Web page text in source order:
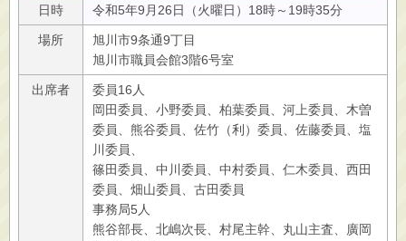
日時 令和5年9月26日（火曜日）18時～19時35分
場所
旭川市9条通9丁目
旭川市職員会館3階6号室
出席者
委員16人
岡田委員、小野委員、柏葉委員、河上委員、木曽
委員、熊谷委員、佐竹（利）委員、佐藤委員、塩
川委員、
篠田委員、中川委員、中村委員、仁木委員、西田
委員、畑山委員、古田委員
事務局5人
熊谷部長、北嶋次長、村尾主幹、丸山主査、廣岡